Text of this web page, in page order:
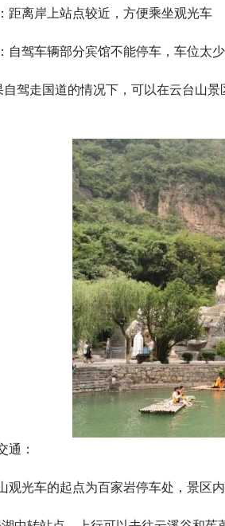
距离岸上站点较近，方便乘坐观光车
自驾车辆部分宾馆不能停车，车位太少
自驾走国道的情况下，可以在云台山
通：
观光车的起点为百家岩停车处，景区